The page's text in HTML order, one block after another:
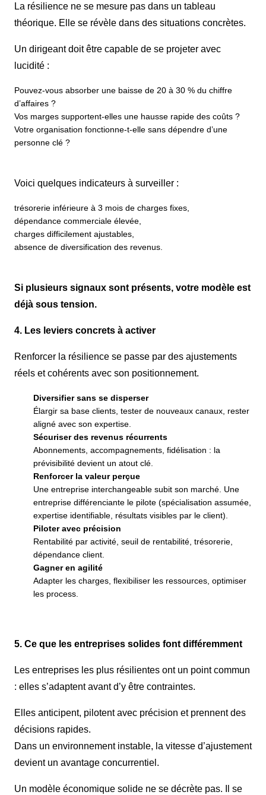
La résilience ne se mesure pas dans un tableau
théorique. Elle se révèle dans des situations concrètes.
Un dirigeant doit être capable de se projeter avec
lucidité :
Pouvez-vous absorber une baisse de 20 à 30 % du chiffre
d’affaires ?
Vos marges supportent-elles une hausse rapide des coûts ?
Votre organisation fonctionne-t-elle sans dépendre d’une
personne clé ?
Voici quelques indicateurs à surveiller :
trésorerie inférieure à 3 mois de charges fixes,
dépendance commerciale élevée,
charges difficilement ajustables,
absence de diversification des revenus.
Si plusieurs signaux sont présents, votre modèle est
déjà sous tension.
4. Les leviers concrets à activer
Renforcer la résilience se passe par des ajustements
réels et cohérents avec son positionnement.
Diversifier sans se disperser
Élargir sa base clients, tester de nouveaux canaux, rester
aligné avec son expertise.
Sécuriser des revenus récurrents
Abonnements, accompagnements, fidélisation : la
prévisibilité devient un atout clé.
Renforcer la valeur perçue
Une entreprise interchangeable subit son marché. Une
entreprise différenciante le pilote (spécialisation assumée,
expertise identifiable, résultats visibles par le client).
Piloter avec précision
Rentabilité par activité, seuil de rentabilité, trésorerie,
dépendance client.
Gagner en agilité
Adapter les charges, flexibiliser les ressources, optimiser
les process.
5. Ce que les entreprises solides font différemment
Les entreprises les plus résilientes ont un point commun
: elles s’adaptent avant d’y être contraintes.
Elles anticipent, pilotent avec précision et prennent des
décisions rapides.
Dans un environnement instable, la vitesse d’ajustement
devient un avantage concurrentiel.
Un modèle économique solide ne se décrète pas. Il se